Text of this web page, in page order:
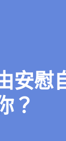
安慰
？